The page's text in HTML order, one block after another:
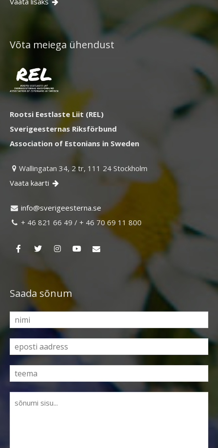

Võta meiega ühendust
Rootsi Eestlaste Liit (REL)
Sverigeesternas Riksförbund
Association of Estonians in Sweden
 Wallingatan 34, 2 tr, 111 24 Stockholm
Vaata kaarti 
 es.an
retse
egire
vs@of
ni
 + 46 821 66 49 / + 46 70 69 11 800
Saada sõnum